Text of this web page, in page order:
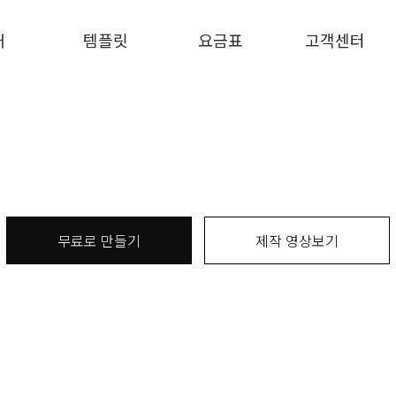
템플릿 요금표 고객센터
무료로 만들기 제작 영상보기